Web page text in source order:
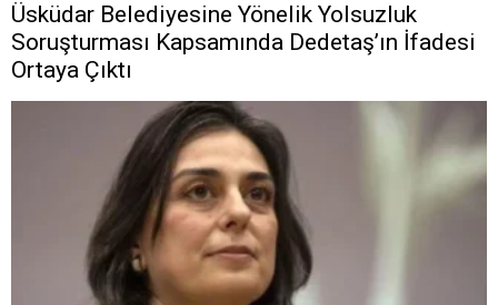
Üsküdar Belediyesine Yönelik Yolsuzluk
Soruşturması Kapsamında Dedetaş’ın İfadesi
Ortaya Çıktı